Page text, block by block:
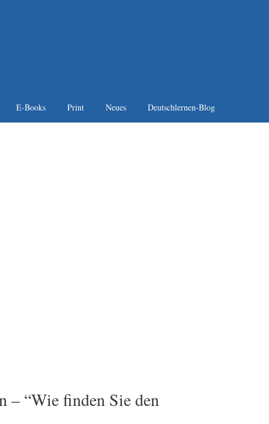
E-Books Print Neues Deutschlernen-Blog
– “Wie finden Sie den